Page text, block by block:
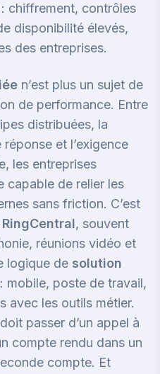
: chiffrement, contrôles
disponibilité élevés,
des entreprises.
n’est plus un sujet de
de performance. Entre
distribuées, la
et l’exigence
les entreprises
capable de relier les
sans friction. C’est
RingCentral, souvent
réunions vidéo et
logique de solution
mobile, poste de travail,
avec les outils métier.
passer d’un appel à
compte rendu dans un
compte. Et